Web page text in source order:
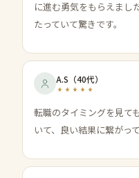
に進む勇気をもらえまし
たっていて驚きです。
A.S （40代）
転職のタイミングを見て
いて、良い結果に繋がっ